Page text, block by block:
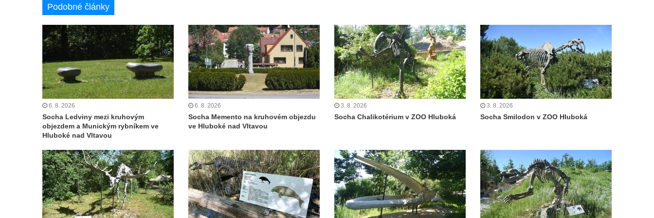
Památník Otokara Mokrého v parku Na
Sadech v Českých Budějovicích
Poslední dochovaný tramvajový sloup na
Pražské třídě v Českých Budějovicích
Socha Civilizovaní na Husově třídě v
Českých Budějovicích
Socha svatého Jana Nepomuckého Na
Budějovicích
Sochy brouků u Mlýnské stoky v Českých
Budějovicích
Socha svatého Vincence Ferrerského na
nádvoří kláštera dominikánů v Českých
Budějovicích
Socha svatého Zachariáše na nádvoří
Podobné články
6. 8. 2026
Socha Ledviny mezi kruhovým
objezdem a Munickým rybníkem ve
Hluboké nad Vltavou
6. 8. 2026
Socha Memento na kruhovém objezdu
ve Hluboké nad Vltavou
3. 8. 2026
Socha Chalikotérium v ZOO Hluboká
3. 8. 2026
Socha Smilodon v ZOO Hluboká